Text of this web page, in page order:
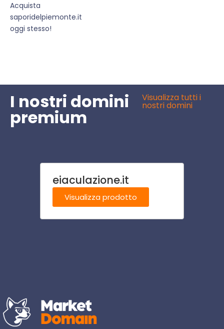
Acquista
saporidelpiemonte.it
oggi stesso!
I nostri domini
premium
Visualizza tutti i
nostri domini
eiaculazione.it
Visualizza prodotto